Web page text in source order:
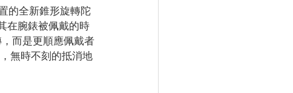
的全新錐形旋轉陀
在腕錶被佩戴的時
而是更順應佩戴者
無時不刻的抵消地